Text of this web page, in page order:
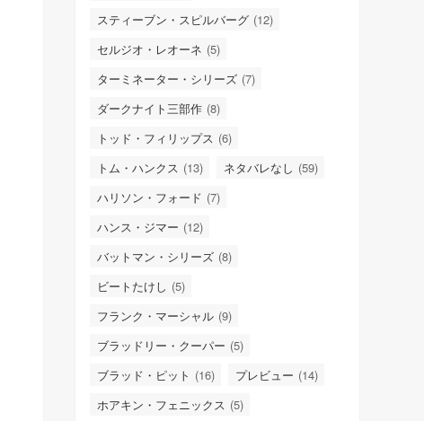
スティーブン・スピルバーグ (12)
セルジオ・レオーネ (5)
ターミネーター・シリーズ (7)
ダークナイト三部作 (8)
トッド・フィリップス (6)
トム・ハンクス (13) ネタバレなし (59)
ハリソン・フォード (7)
ハンス・ジマー (12)
バットマン・シリーズ (8)
ビートたけし (5)
フランク・マーシャル (9)
ブラッドリー・クーパー (5)
ブラッド・ピット (16) プレビュー (14)
ホアキン・フェニックス (5)